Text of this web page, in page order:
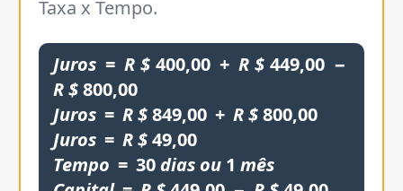
Taxa x Tempo.
Juros = R $ 400,00 + R $ 449,00 −
R$800,00
Juros = R$849,00 + R$800,00
Juros = R$49,00
Tempo = 30 dias ou 1 mês